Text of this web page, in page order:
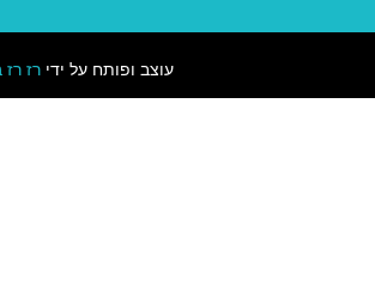
עוצב ופותח על ידי רז רז